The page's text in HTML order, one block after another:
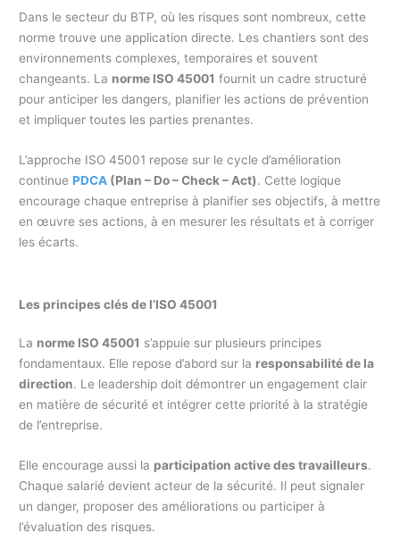
Dans le secteur du BTP, où les risques sont nombreux, cette
norme trouve une application directe. Les chantiers sont des
environnements complexes, temporaires et souvent
changeants. La norme ISO 45001 fournit un cadre structuré
pour anticiper les dangers, planifier les actions de prévention
et impliquer toutes les parties prenantes.
L’approche ISO 45001 repose sur le cycle d’amélioration
continuePDCA (Plan – Do – Check – Act). Cette logique
encourage chaque entreprise à planifier ses objectifs, à mettre
en œuvre ses actions, à en mesurer les résultats et à corriger
les écarts.
Les principes clés de l’ISO 45001
La norme ISO 45001 s’appuie sur plusieurs principes
fondamentaux. Elle repose d’abord sur la responsabilité de la
direction. Le leadership doit démontrer un engagement clair
en matière de sécurité et intégrer cette priorité à la stratégie
de l’entreprise.
Elle encourage aussi la participation active des travailleurs.
Chaque salarié devient acteur de la sécurité. Il peut signaler
un danger, proposer des améliorations ou participer à
l’évaluation des risques.